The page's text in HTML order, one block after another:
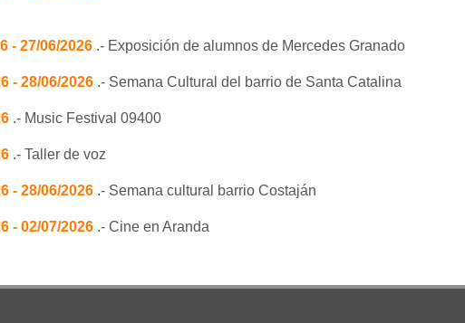
- 27/06/2026 .- Exposición de alumnos de Mercedes Granado
- 28/06/2026 .- Semana Cultural del barrio de Santa Catalina
.- Music Festival 09400
.- Taller de voz
- 28/06/2026 .- Semana cultural barrio Costaján
- 02/07/2026 .- Cine en Aranda